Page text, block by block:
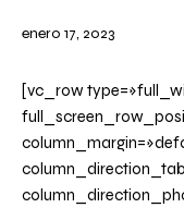
enero 17, 2023
[vc_row